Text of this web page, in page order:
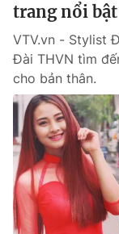
trang nổi bật
VTV.vn - Stylist
Đài THVN tìm
cho bản thân.